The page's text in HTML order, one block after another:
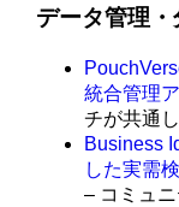
データ管理
統合管理
チが共通
Business
した実需
– コミュ